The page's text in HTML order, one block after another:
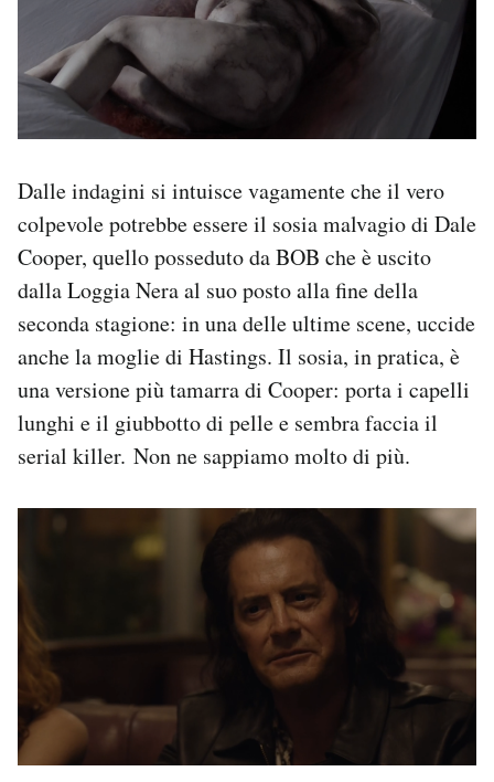
Dalle indagini si intuisce vagamente che il vero
colpevole potrebbe essere il sosia malvagio di Dale
Cooper, quello posseduto da BOB che è uscito
dalla Loggia Nera al suo posto alla fine della
seconda stagione: in una delle ultime scene, uccide
anche la moglie di Hastings. Il sosia, in pratica, è
una versione più tamarra di Cooper: porta i capelli
lunghi e il giubbotto di pelle e sembra faccia il
serial killer. Non ne sappiamo molto di più.